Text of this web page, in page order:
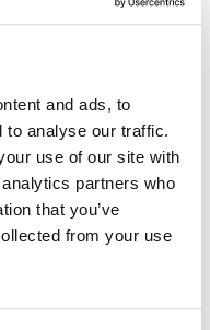
and ads, to
to analyse our traffic.
use of our site with
partners who
that you’ve
from your use